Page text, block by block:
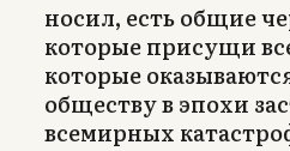
носил, есть общие
которые присущи
которые
обществу в эпохи
всемирных